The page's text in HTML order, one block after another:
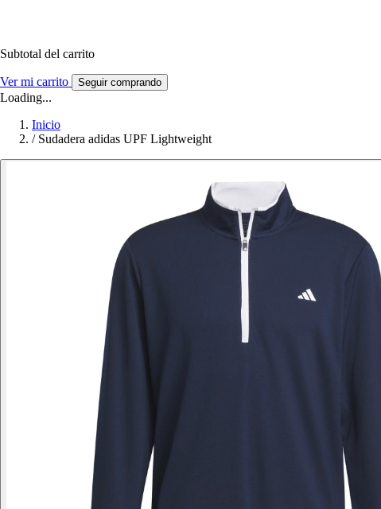
Subtotal del carrito
Ver mi carrito Seguir comprando
Loading...
Inicio
/ Sudadera adidas UPF Lightweight